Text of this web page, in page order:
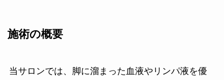
施術の概要
当サロンでは、脚に溜まった血液やリンパ液を優